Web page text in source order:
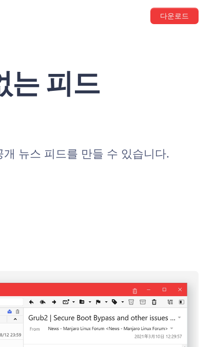
다운로드
는 피드
뉴스 피드를 만들 수 있습니다.